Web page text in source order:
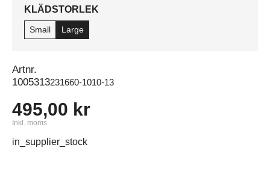
KLÄDSTORLEK
Small Large
Artnr.
1005313231660-1010-13
495,00 kr
Inkl. moms
in_supplier_stock